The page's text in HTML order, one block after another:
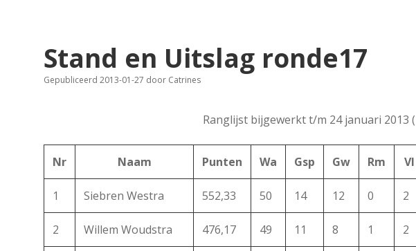
Stand en Uitslag ronde17
Gepubliceerd 2013-01-27 door Catrines
Ranglijst bijgewerkt t/m 24 januari 2013
Nr Naam Punten Wa Gsp Gw Rm Vl
1 Siebren Westra 552,33 50 14 12 0 2
2 Willem Woudstra 476,17 49 11 8 1 2